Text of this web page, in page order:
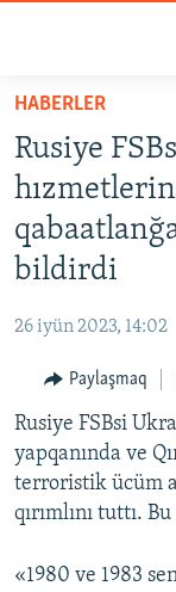
Esas
qaytmaq
Baş
navigatsiyağa
qaytmaq
Qıdıruvğa
SİYASET
İQTİSADİYAT
CEMİYET
İNSAN AQLARI
VİDEO
SÜRET
BLOGLAR
FİKİR
Русский
HABERLER
Rusiye
bildirdi
26 iyün 2023, 14:02
Paylaşmaq
Rusiye FSBsi
yapqanında ve
terroristik ücüm
qırımlını tuttı.
«1980 ve 1983